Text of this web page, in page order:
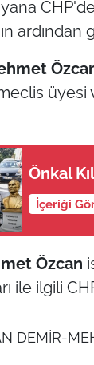
üyesi
Önkal
İçeriği
Özcan
ile ilgili
DEMİR-